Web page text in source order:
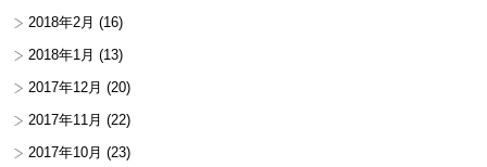
2018年2月 (16)
2018年1月 (13)
2017年12月 (20)
2017年11月 (22)
2017年10月 (23)